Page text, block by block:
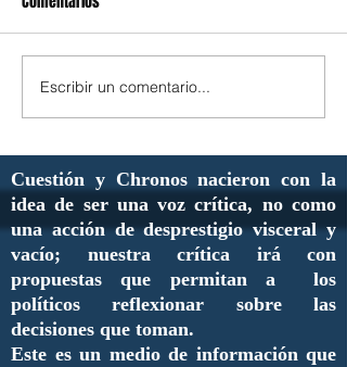
Escribir un comentario...
Cuestión y Chronos nacieron con la
idea de ser una voz crítica, no como
una acción de desprestigio visceral y
vacío; nuestra crítica irá con
propuestas que permitan a los
políticos reflexionar sobre las
decisiones que toman.
Este es un medio de información que